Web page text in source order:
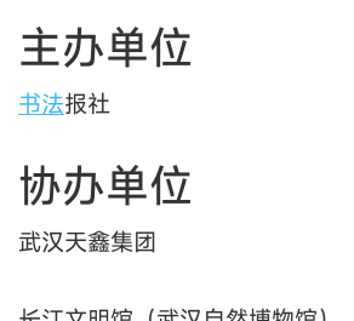
主办单位
书法报社
协办单位
武汉天鑫集团